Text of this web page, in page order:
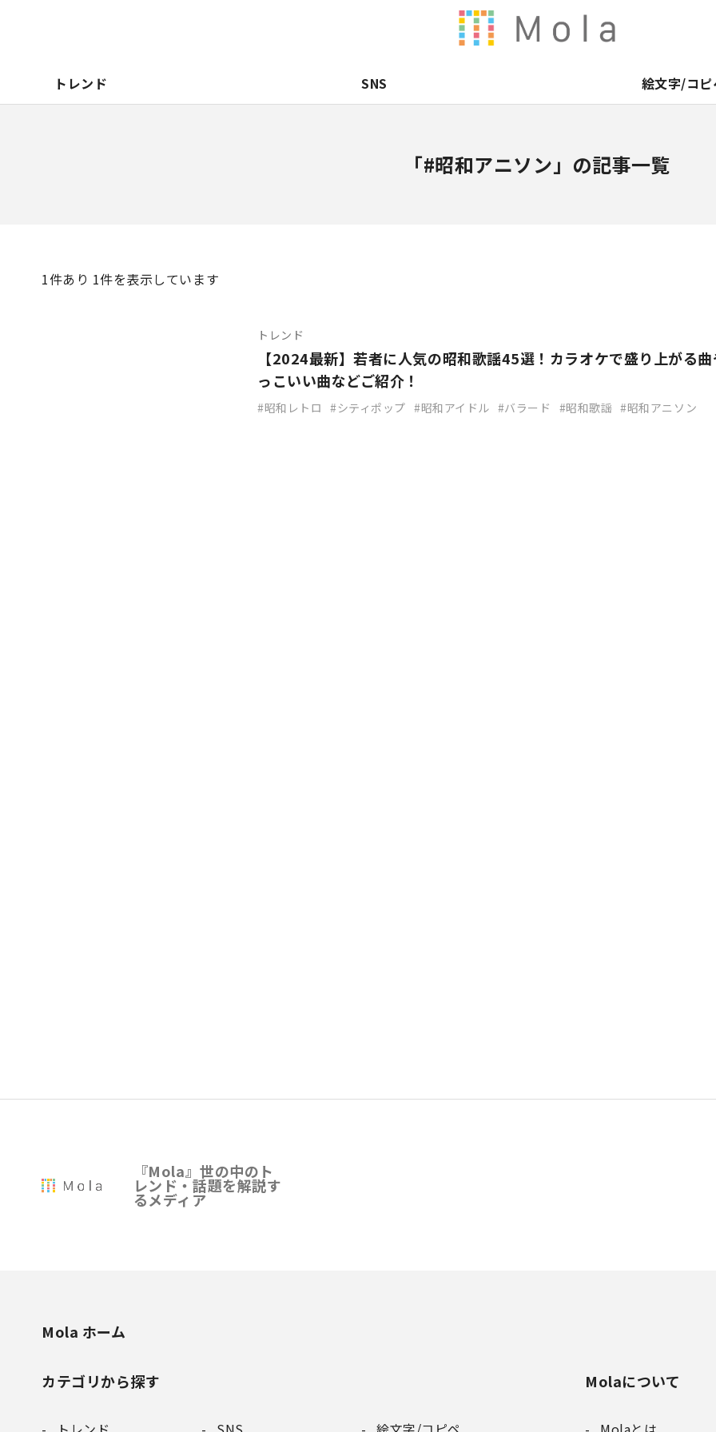
トレンド SNS 絵文字/コピ
「#昭和アニソン」の記事一覧
1件あり 1件を表示しています
トレンド
【2024最新】若者に人気の昭和歌謡45選！カラオケで盛り上がる
っこいい曲などご紹介！
昭和レトロ シティポップ 昭和アイドル バラード 昭和歌謡 昭和アニソン
『Mola』世の中のト
レンド・話題を解説す
るメディア
Mola ホーム
カテゴリから探す Molaについて